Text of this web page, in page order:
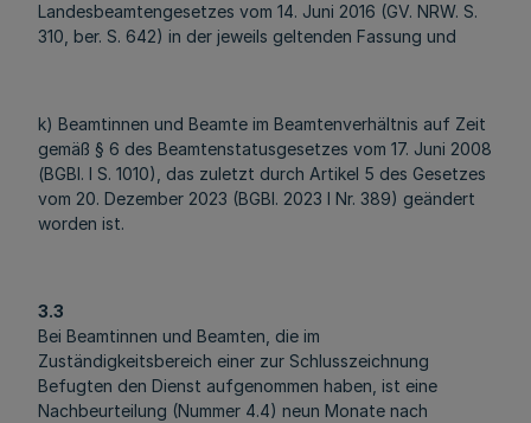
Landesbeamtengesetzes vom 14. Juni 2016 (GV. NRW. S.
310, ber. S. 642) in der jeweils geltenden Fassung und
k) Beamtinnen und Beamte im Beamtenverhältnis auf Zeit
gemäß § 6 des Beamtenstatusgesetzes vom 17. Juni 2008
(BGBl. I S. 1010), das zuletzt durch Artikel 5 des Gesetzes
vom 20. Dezember 2023 (BGBl. 2023 I Nr. 389) geändert
worden ist.
3.3
Bei Beamtinnen und Beamten, die im
Zuständigkeitsbereich einer zur Schlusszeichnung
Befugten den Dienst aufgenommen haben, ist eine
Nachbeurteilung (Nummer 4.4) neun Monate nach